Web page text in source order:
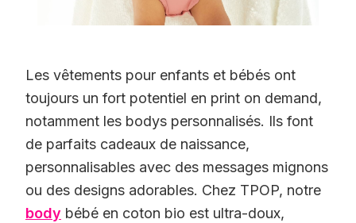
Les vêtements pour enfants et bébés ont
toujours un fort potentiel en print on demand,
notamment les bodys personnalisés. Ils font
de parfaits cadeaux de naissance,
personnalisables avec des messages mignons
ou des designs adorables. Chez TPOP, notre
body bébé en coton bio est ultra-doux,